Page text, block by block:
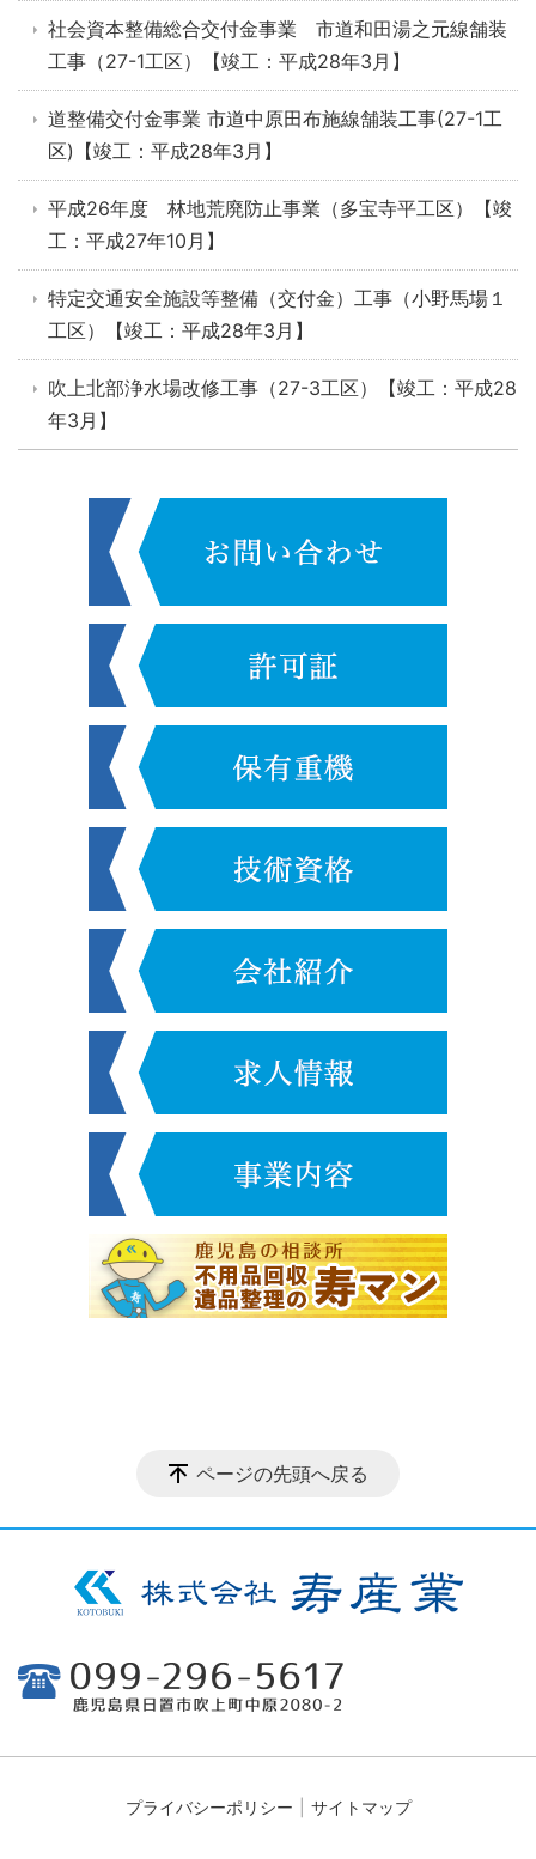
社会資本整備総合交付金事業 市道和田湯之元線舗装
工事（27-1工区）【竣工：平成28年3月】
道整備交付金事業 市道中原田布施線舗装工事(27-1工
区)【竣工：平成28年3月】
平成26年度 林地荒廃防止事業（多宝寺平工区）【竣
工：平成27年10月】
特定交通安全施設等整備（交付金）工事（小野馬場１
工区）【竣工：平成28年3月】
吹上北部浄水場改修工事（27-3工区）【竣工：平成28
年3月】
ページの先頭へ戻る
プライバシーポリシー サイトマップ